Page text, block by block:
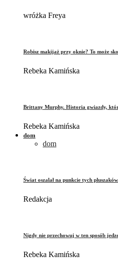
wróżka Freya
Robisz makijaż przy oknie? To może
Rebeka Kamińska
Brittany Murphy. Historia gwiazdy,
Rebeka Kamińska
dom
dom
Świat oszalał na punkcie tych
Redakcja
Nigdy nie przechowuj w ten sposób
Rebeka Kamińska